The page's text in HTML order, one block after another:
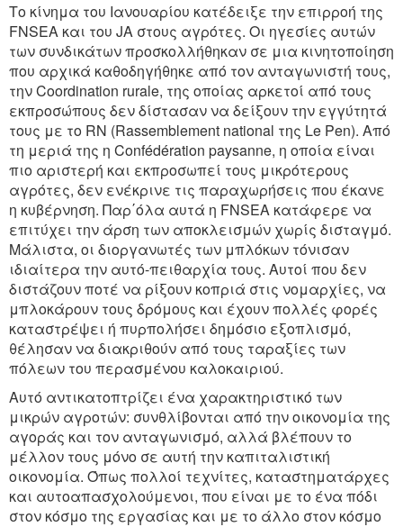
Το κίνημα του Ιανουαρίου κατέδειξε την επιρροή της
FNSEA και του JA στους αγρότες. Οι ηγεσίες αυτών
των συνδικάτων προσκολλήθηκαν σε μια κινητοποίηση
που αρχικά καθοδηγήθηκε από τον ανταγωνιστή τους,
την Coordination rurale, της οποίας αρκετοί από τους
εκπροσώπους δεν δίστασαν να δείξουν την εγγύτητά
τους με το RN (Rassemblement national της Le Pen). Από
τη μεριά της η Confédération paysanne, η οποία είναι
πιο αριστερή και εκπροσωπεί τους μικρότερους
αγρότες, δεν ενέκρινε τις παραχωρήσεις που έκανε
η κυβέρνηση. Παρ΄όλα αυτά η FNSEA κατάφερε να
επιτύχει την άρση των αποκλεισμών χωρίς δισταγμό.
Μάλιστα, οι διοργανωτές των μπλόκων τόνισαν
ιδιαίτερα την αυτό-πειθαρχία τους. Αυτοί που δεν
διστάζουν ποτέ να ρίξουν κοπριά στις νομαρχίες, να
μπλοκάρουν τους δρόμους και έχουν πολλές φορές
καταστρέψει ή πυρπολήσει δημόσιο εξοπλισμό,
θέλησαν να διακριθούν από τους ταραξίες των
πόλεων του περασμένου καλοκαιριού.
Αυτό αντικατοπτρίζει ένα χαρακτηριστικό των
μικρών αγροτών: συνθλίβονται από την οικονομία της
αγοράς και τον ανταγωνισμό, αλλά βλέπουν το
μέλλον τους μόνο σε αυτή την καπιταλιστική
οικονομία. Όπως πολλοί τεχνίτες, καταστηματάρχες
και αυτοαπασχολούμενοι, που είναι με το ένα πόδι
στον κόσμο της εργασίας και με το άλλο στον κόσμο